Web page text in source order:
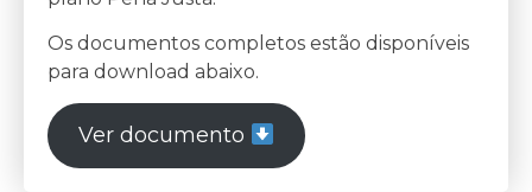
Os documentos completos estão disponíveis
para download abaixo.
Ver documento